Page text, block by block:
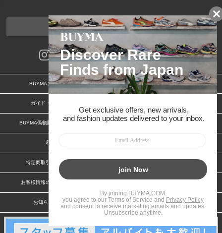
ページトップへ
BUYMAスタートガイド 安心への取り組み
ガイド・お問い合わせ
BUYMA偽物販売防止の取り組み BUYMA CARD
利用規約
特定商取引法に関する表記 特定商取引法に関する表記(出品者)
お客様情報の外部送信について
お知らせ(PCサイト) 会社案内